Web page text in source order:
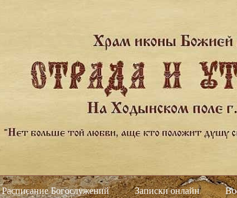
Расписание Богослужений Записки онлайн